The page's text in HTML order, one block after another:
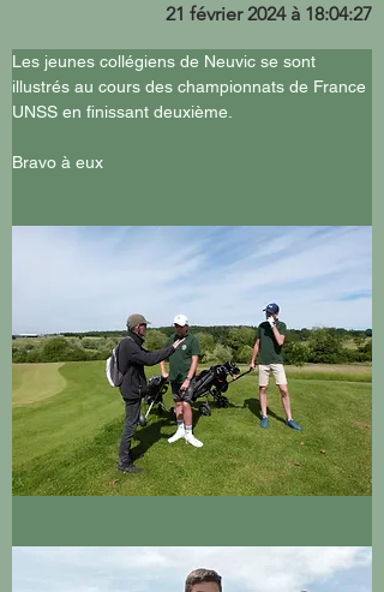
21 février 2024 à 18:04:27
Les jeunes collégiens de Neuvic se sont
illustrés au cours des championnats de France
UNSS en finissant deuxième.
Bravo à eux